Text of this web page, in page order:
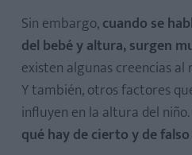
Sin embargo,cuando se
del bebé y altura, surgen
existen algunas creencias al
Y también, otros factores
influyen en la altura del
qué hay de cierto y de